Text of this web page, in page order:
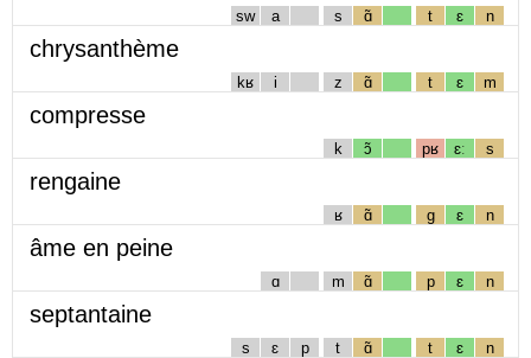
sw a s ɑ̃ t ɛ n
chrysanthème
kʁ i z ɑ̃ t ɛ m
compresse
k ɔ̃ pʁ ɛː s
rengaine
ʁ ɑ̃ g ɛ n
âme en peine
ɑ m ɑ̃ p ɛ n
septantaine
s ɛ p t ɑ̃ t ɛ n